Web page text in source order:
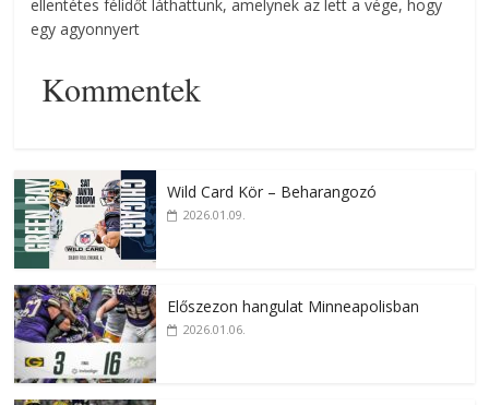
ellentétes félidőt láthattunk, amelynek az lett a vége, hogy
egy agyonnyert
Kommentek
Wild Card Kör – Beharangozó
2026.01.09.
Előszezon hangulat Minneapolisban
2026.01.06.